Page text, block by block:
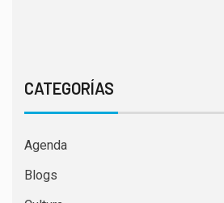
CATEGORÍAS
Agenda
Blogs